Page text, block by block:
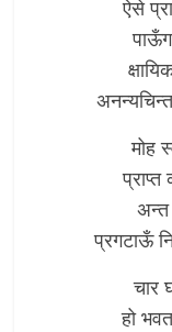
ऐसे
मोह
अन्त
प्रगटाऊँ
चार
हो